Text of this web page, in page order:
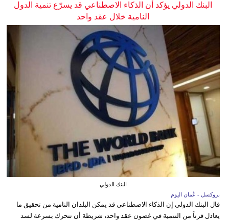
البنك الدولي يؤكد أن الذكاء الاصطناعي قد يسرّع تنمية الدول
النامية خلال عقد واحد
البنك الدولي
بروكسل - عُمان اليوم
قال البنك الدولي إن الذكاء الاصطناعي قد يمكن البلدان النامية من تحقيق ما
يعادل قرناً من التنمية في غضون عقد واحد، شريطة أن تتحرك بسرعة لسد